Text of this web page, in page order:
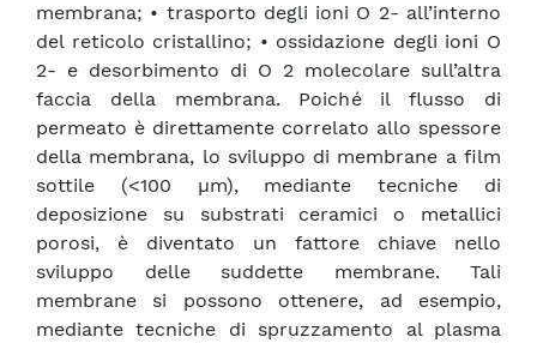
membrana; • trasporto degli ioni O 2- all’interno
del reticolo cristallino; • ossidazione degli ioni O
2- e desorbimento di O 2 molecolare sull’altra
faccia della membrana. Poiché il flusso di
permeato è direttamente correlato allo spessore
della membrana, lo sviluppo di membrane a film
sottile (<100 µm), mediante tecniche di
deposizione su substrati ceramici o metallici
porosi, è diventato un fattore chiave nello
sviluppo delle suddette membrane. Tali
membrane si possono ottenere, ad esempio,
mediante tecniche di spruzzamento al plasma